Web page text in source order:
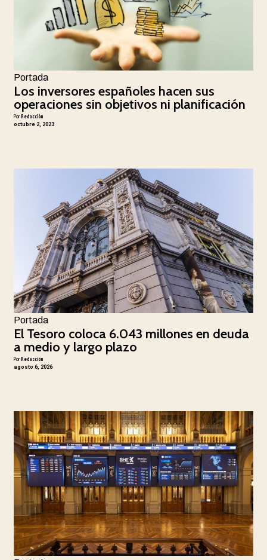
Portada
Los inversores españoles hacen sus
operaciones sin objetivos ni planificación
PorRedacción
octubre 2, 2023
Portada
El Tesoro coloca 6.043 millones en deuda
a medio y largo plazo
PorRedacción
agosto 6, 2026